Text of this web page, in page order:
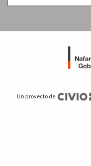
Un proyecto de